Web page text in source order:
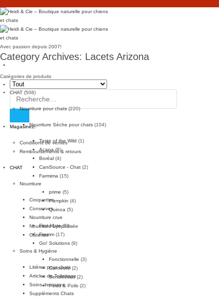
Avec passion depuis 2007!
Rechercher :
Magasinez!
Conditions de ventes
Remboursements & retours
CHAT
Nourriture
Croquettes
Conserves
Nourriture crue
Nourriture Lyophilisée
Gâteries
Soins & Hygiène
Litières pour chats
Articles de Toilettage
Soins dentaires
Suppléments Chats
Category Archives: Lacets Arizona
Catégories de produits
CHAT (508)
Nourriture pour chats (220)
Nourriture Sèche pour chats (104)
Taste of the Wild (1)
Acana (8)
Boréal (4)
CaniSource - Chat (2)
Farmima (15)
prime (5)
Pumpkin (4)
Quinoa (5)
First Mate (2)
Fromm (17)
Go! Solutions (9)
Fonctionnelle (3)
Carnivore (2)
Sensitivities (2)
Peau & Poils (2)